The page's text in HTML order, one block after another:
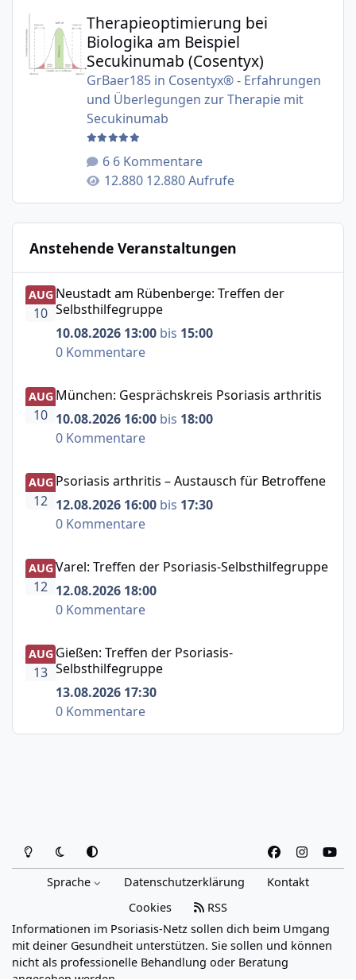
Therapieoptimierung bei Biologika am Beispiel
Therapieoptimierung bei
Biologika am Beispiel
Secukinumab (Cosentyx)
GrBaer185in Cosentyx® - Erfahrungen
und Überlegungen zur Therapie mit
Secukinumab
6 Kommentare
12.880 Aufrufe
Anstehende Veranstaltungen
Neustadt am Rübenberge: Treffen der Selbsthilfegruppe
AUG
10
Neustadt am Rübenberge: Treffen der
Selbsthilfegruppe
10.08.2026 13:00 bis 15:00
0 Kommentare
München: Gesprächskreis Psoriasis arthritis
AUG
10
München: Gesprächskreis Psoriasis arthritis
10.08.2026 16:00 bis 18:00
0 Kommentare
Psoriasis arthritis – Austausch für Betroffene
AUG
12
Psoriasis arthritis – Austausch für Betroffene
12.08.2026 16:00 bis 17:30
0 Kommentare
Varel: Treffen der Psoriasis-Selbsthilfegruppe
AUG
12
Varel: Treffen der Psoriasis-Selbsthilfegruppe
12.08.2026 18:00
0 Kommentare
Gießen: Treffen der Psoriasis-Selbsthilfegruppe
AUG
13
Gießen: Treffen der Psoriasis-
Selbsthilfegruppe
13.08.2026 17:30
0 Kommentare
Heller ModusDunkler Modus
Systemeinstellung
a
b
o
o
n
s
a
g
o
u
b
Sprache Datenschutzerklärung
Kontakt
Cookies
RSS
Informationen im Psoriasis-Netz sollen dich beim Umgang
mit deiner Gesundheit unterstützen. Sie sollen und können
nicht als professionelle Behandlung oder Beratung